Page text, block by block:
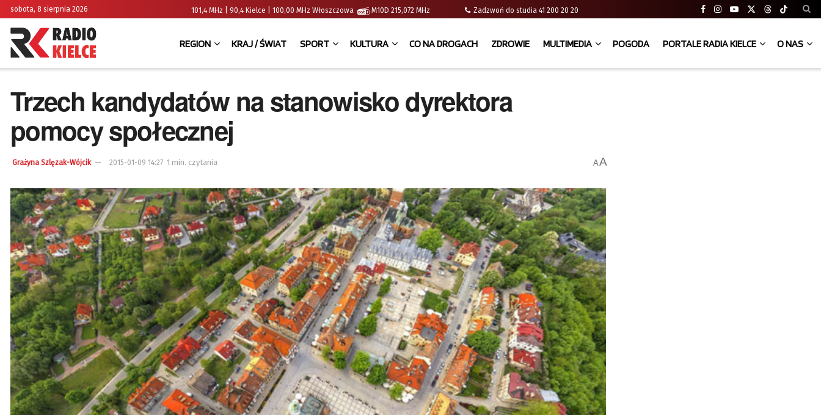
sobota, 8 sierpnia 2026 101,4 MHz | 90,4 Kielce | 100,00 MHz Włoszczowa M10D 215,072 MHz Zadzwoń do studia 41 200 20 20
REGION KRAJ / ŚWIAT SPORT KULTURA CO NA DROGACH ZDROWIE MULTIMEDIA POGODA PORTALE RADIA KIELCE O NAS
Trzech kandydatów na stanowisko dyrektora
pomocy społecznej
Grażyna Szlęzak-Wójcik 2015-01-09 14:27 1 min. czytania AA